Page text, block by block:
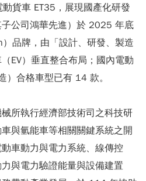
貨車 ET35，展現國產化研發
公司鴻華先進）於 2025 年底
品牌，由「設計、研發、製造
EV）垂直整合布局；國內電動
）合格車型已有 14 款。
所執行經濟部技術司之科技研
與氫能車等相關關鍵系統之開
車動力與電力系統、線傳控
與電力驗證能量與設備建置